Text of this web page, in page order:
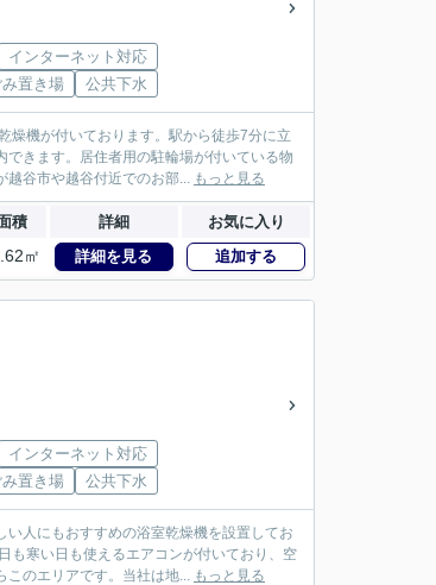
インターネット対応
置き場
公共下水
燥機が付いております。駅から徒歩7分に立
きます。居住者用の駐輪場が付いている物
越谷市や越谷付近でのお部... もっと見る
積 詳細 お気に入り
㎡ 詳細を見る 追加する
インターネット対応
置き場
公共下水
人にもおすすめの浴室乾燥機を設置してお
も寒い日も使えるエアコンが付いており、空
このエリアです。当社は地... もっと見る